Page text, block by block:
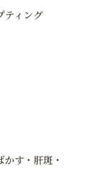
ティング
す・肝斑・